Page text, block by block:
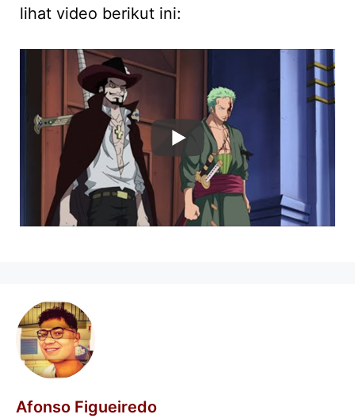
lihat video berikut ini:
Afonso Figueiredo